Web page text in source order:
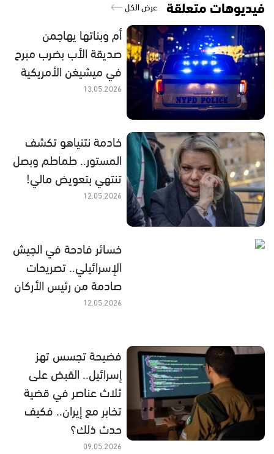
فيديوهات متعلقة عرض الكل
أم وبناتها يهاجمن
صديقة الأب بضرب مبرح
في ميشيغن الأمريكية
13.05.2026
خادمة نتنياهو تكشف
المستور.. طماطم وبصل
تنتهي بتعويض مالي!
12.05.2026
خسائر فادحة في الجيش
الإسرائيلي.. تصريحات
صادمة من رئيس الأركان
12.05.2026
فضيحة تجسس تهز
إسرائيل.. القبض على
ثلاث عناصر في قضية
تخابر مع إيران.. فكيف
حدث ذلك؟
09.05.2026